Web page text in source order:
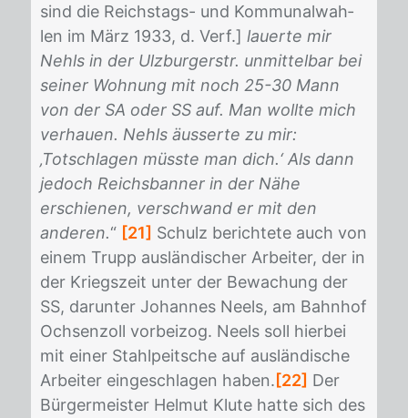
sind die Reichs­tags- und Kom­mu­nal­wah­
len im März 1933, d. Verf.] lauerte mir
Nehls in der Ulzburgerstr. unmittelbar bei
seiner Wohnung mit noch 25-30 Mann
von der SA oder SS auf. Man wollte mich
verhauen. Nehls äusserte zu mir:
‚Totschlagen müsste man dich.‘ Als dann
jedoch Reichsbanner in der Nähe
erschienen, verschwand er mit den
anderen.“ [21] Schulz be­rich­te­te auch von
ei­nem Trupp aus­län­di­scher Ar­bei­ter, der in
der Kriegs­zeit un­ter der Be­wa­chung der
SS, dar­un­ter Jo­han­nes Neels, am Bahn­hof
Och­sen­zoll vor­bei­zog. Neels soll hier­bei
mit ei­ner Stahl­peit­sche auf aus­län­di­sche
Ar­bei­ter ein­ge­schla­gen ha­ben.[22] Der
Bür­ger­meis­ter Hel­mut Klu­te hat­te sich des